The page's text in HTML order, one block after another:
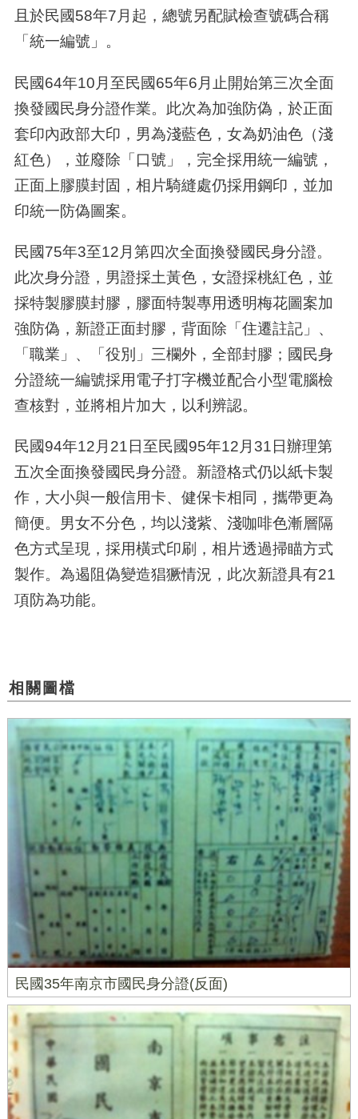
且於民國58年7月起，總號另配賦檢查號碼合稱
「統一編號」。
民國64年10月至民國65年6月止開始第三次全面
換發國民身分證作業。此次為加強防偽，於正面
套印內政部大印，男為淺藍色，女為奶油色（淺
紅色），並廢除「口號」，完全採用統一編號，
正面上膠膜封固，相片騎縫處仍採用鋼印，並加
印統一防偽圖案。
民國75年3至12月第四次全面換發國民身分證。
此次身分證，男證採土黃色，女證採桃紅色，並
採特製膠膜封膠，膠面特製專用透明梅花圖案加
強防偽，新證正面封膠，背面除「住遷註記」、
「職業」、「役別」三欄外，全部封膠；國民身
分證統一編號採用電子打字機並配合小型電腦檢
查核對，並將相片加大，以利辨認。
民國94年12月21日至民國95年12月31日辦理第
五次全面換發國民身分證。新證格式仍以紙卡製
作，大小與一般信用卡、健保卡相同，攜帶更為
簡便。男女不分色，均以淺紫、淺咖啡色漸層隔
色方式呈現，採用橫式印刷，相片透過掃瞄方式
製作。為遏阻偽變造猖獗情況，此次新證具有21
項防為功能。
相關圖檔
民國35年南京市國民身分證(反面)